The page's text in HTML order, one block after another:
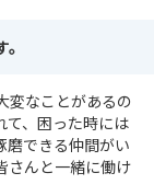
変なことがあるの
て、困った時には
磨できる仲間がい
さんと一緒に働け